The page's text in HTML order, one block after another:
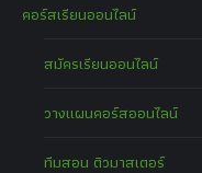
คอร์สเรียนออนไลน์
สมัครเรียนออนไลน์
วางแผนคอร์สออนไลน์
ทีมสอน ติวมาสเตอร์